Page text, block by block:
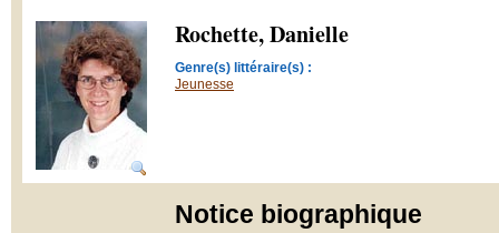
Rochette, Danielle
Genre(s) littéraire(s) :
Jeunesse
Notice biographique